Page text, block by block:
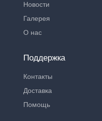
Новости
Галерея
О нас
Поддержка
Контакты
Доставка
Помощь